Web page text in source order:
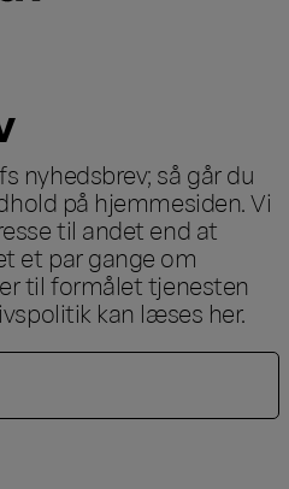
nyhedsbrev; så går du
på hjemmesiden. Vi
til andet end at
et par gange om
til formålet tjenesten
kan læses her.